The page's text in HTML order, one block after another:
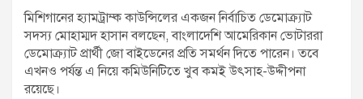
মিশিগানের হ্যামট্রাম্ক কাউন্সিলের একজন নির্বাচিত ডেমোক্র্যাট
সদস্য মোহাম্মদ হাসান বলছেন, বাংলাদেশি আমেরিকান ভোটাররা
ডেমোক্র্যাট প্রার্থী জো বাইডেনের প্রতি সমর্থন দিতে পারেন। তবে
এখনও পর্যন্ত এ নিয়ে কমিউনিটিতে খুব কমই উৎসাহ-উদ্দীপনা
রয়েছে।